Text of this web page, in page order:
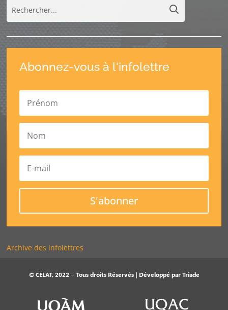
Abonnez-vous à l'infolettre
S'abonner
Archive des infolettres
© CELAT, 2022 – Tous droits Réservés | Développé parTriade